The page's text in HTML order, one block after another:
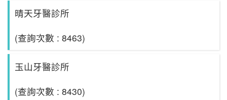
晴天牙醫診所
(查詢次數 : 8463)
玉山牙醫診所
(查詢次數 : 8430)